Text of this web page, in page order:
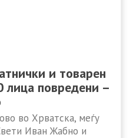
и товарен
лица повредени –
во Хрватска, меѓу
Иван Жабно и